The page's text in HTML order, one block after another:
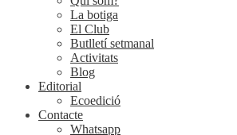
La botiga
El Club
Butlletí setmanal
Activitats
Blog
Editorial
Ecoedició
Contacte
Whatsapp